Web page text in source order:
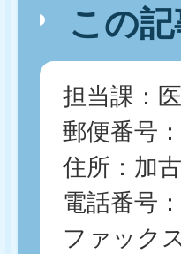
この
担当課：
郵便番号
住所：加
電話番号
ファック